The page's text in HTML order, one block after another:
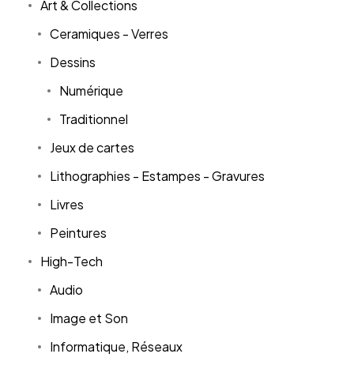
Art & Collections
Ceramiques - Verres
Dessins
Numérique
Traditionnel
Jeux de cartes
Lithographies - Estampes - Gravures
Livres
Peintures
High-Tech
Audio
Image et Son
Informatique, Réseaux